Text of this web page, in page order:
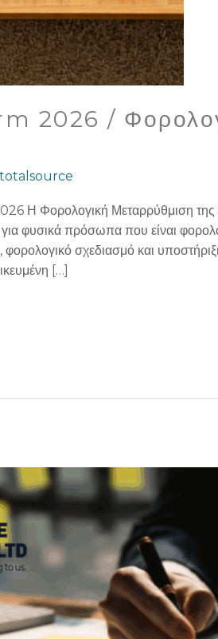
2026 /
totalsource
Η Φορολογική Μεταρρύθμιση της
για φυσικά πρόσωπα που είναι
σχεδιασμό και
[…]